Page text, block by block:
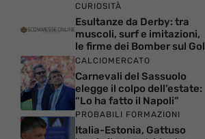
CURIOSITÀ
Esultanze da Derby: tra
muscoli, surf e imitazioni,
le firme dei Bomber sul Gol
CALCIOMERCATO
Carnevali del Sassuolo
elegge il colpo dell’estate:
“Lo ha fatto il Napoli”
PROBABILI FORMAZIONI
Italia-Estonia, Gattuso